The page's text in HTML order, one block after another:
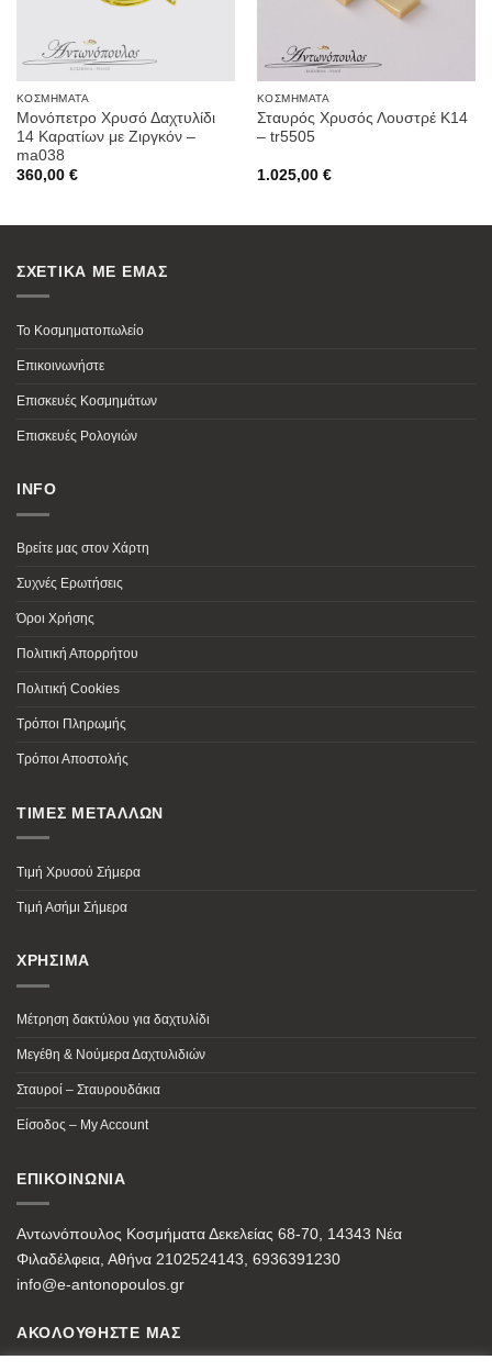
ΚΟΣΜΉΜΑΤΑ
Μονόπετρο Χρυσό Δαχτυλίδι
14 Καρατίων με Ζιργκόν –
ma038
360,00 €
ΚΟΣΜΉΜΑΤΑ
Σταυρός Χρυσός Λουστρέ Κ14
– tr5505
1.025,00 €
ΣΧΕΤΙΚΑ ΜΕ ΕΜΑΣ
Το Κοσμηματοπωλείο
Επικοινωνήστε
Επισκευές Κοσμημάτων
Επισκευές Ρολογιών
INFO
Βρείτε μας στον Χάρτη
Συχνές Ερωτήσεις
Όροι Χρήσης
Πολιτική Απορρήτου
Πολιτική Cookies
Τρόποι Πληρωμής
Τρόποι Αποστολής
ΤΙΜΕΣ ΜΕΤΑΛΛΩΝ
Τιμή Χρυσού Σήμερα
Τιμή Ασήμι Σήμερα
ΧΡΗΣΙΜΑ
Μέτρηση δακτύλου για δαχτυλίδι
Μεγέθη & Νούμερα Δαχτυλιδιών
Σταυροί – Σταυρουδάκια
Είσοδος – My Account
ΕΠΙΚΟΙΝΩΝΙΑ
Αντωνόπουλος Κοσμήματα Δεκελείας 68-70, 14343 Νέα
Φιλαδέλφεια, Αθήνα 2102524143, 6936391230
info@e-antonopoulos.gr
ΑΚΟΛΟΥΘΗΣΤΕ ΜΑΣ